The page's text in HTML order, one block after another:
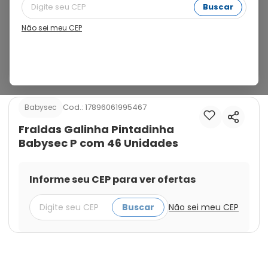
Buscar
Não sei meu CEP
horas. Com cintura elástica e fechos reajustáveis.
Cobertura suave e camada externa com toque suave.
Garantem máxima proteção e conforto, pois contém
Babysec Cod.: 17896061995467
Fraldas Galinha Pintadinha
Babysec P com 46 Unidades
Informe seu CEP para ver ofertas
Buscar Não sei meu CEP